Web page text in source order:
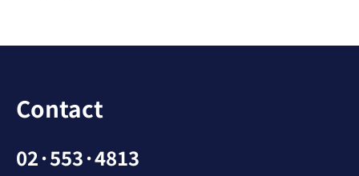
Contact
02·553·4813